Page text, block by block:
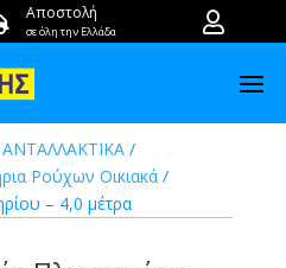
Αποστολή
σε όλη την Ελλάδα 
ΑΝΤΑΛΛΑΚΤΙΚΑ/
Ρούχων Οικιακά/
– 4,0 μέτρα